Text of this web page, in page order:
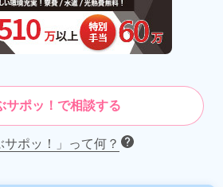
サポッ！で相談する
サポッ！」って何？